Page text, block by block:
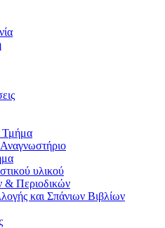
Τμήμα
υλικού
& Περιοδικών
και Σπάνιων Βιβλίων